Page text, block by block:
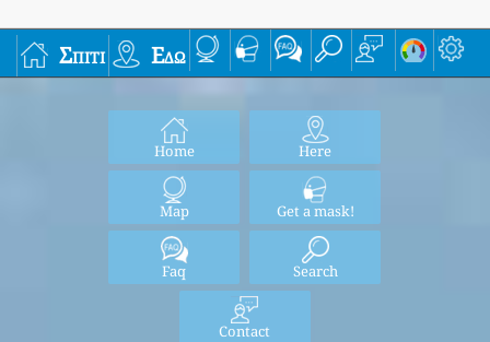
Σπίτι Εδώ
Home Here
Map Get a mask!
Faq Search
Contact